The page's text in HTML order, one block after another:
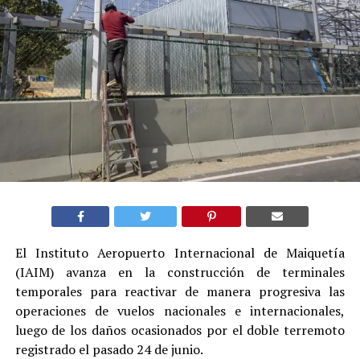
El Instituto Aeropuerto Internacional de Maiquetía
(IAIM) avanza en la construcción de terminales
temporales para reactivar de manera progresiva las
operaciones de vuelos nacionales e internacionales,
luego de los daños ocasionados por el doble terremoto
registrado el pasado 24 de junio.